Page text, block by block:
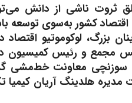
ثروت ناشی از دانش
کشور به‌سوی توسعه
بزرگ، لوکوموتیو
مجمع و رئیس کمیسیون
سوزنچی معاونت خط‌مشی
مدیره هلدینگ آریان